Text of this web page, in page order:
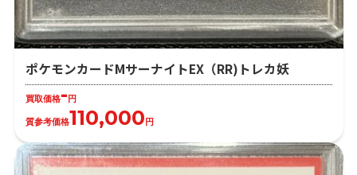
ポケモンカードMサーナイトEX（RR)トレカ妖
買取価格-円
質参考価格110,000円